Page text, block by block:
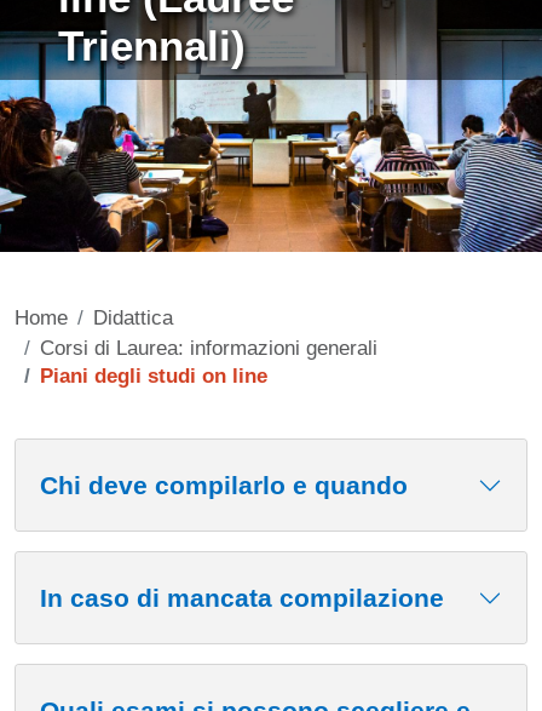
Triennali)
Home
Didattica
Corsi di Laurea: informazioni generali
Piani degli studi on line
Chi deve compilarlo e quando
In caso di mancata compilazione